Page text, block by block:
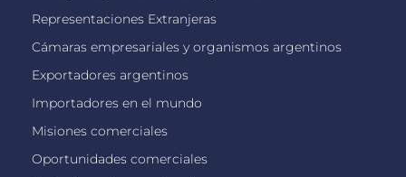
Representaciones Extranjeras
Cámaras empresariales y organismos argentinos
Exportadores argentinos
Importadores en el mundo
Misiones comerciales
Oportunidades comerciales